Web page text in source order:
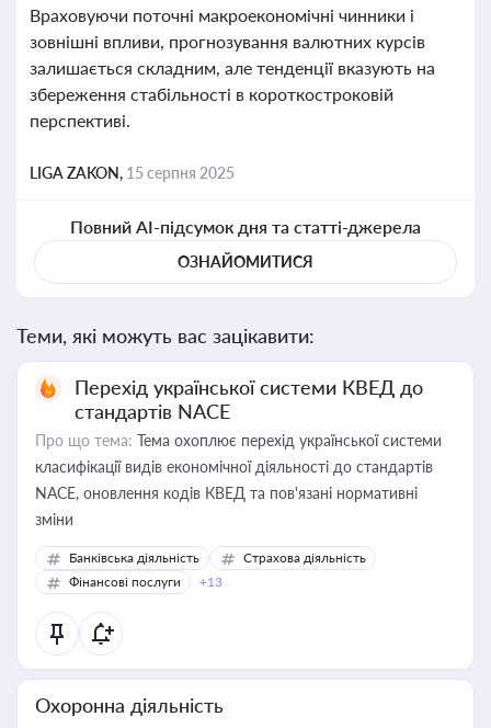
Враховуючи поточні макроекономічні чинники і
зовнішні впливи, прогнозування валютних курсів
залишається складним, але тенденції вказують на
збереження стабільності в короткостроковій
перспективі.
LIGA ZAKON, 15 серпня 2025
Повний AI-підсумок дня та статті-джерела
ОЗНАЙОМИТИСЯ
Теми, які можуть вас зацікавити:
Перехід української системи КВЕД до
стандартів NACE
Про що тема: Тема охоплює перехід української системи
класифікації видів економічної діяльності до стандартів
NACE, оновлення кодів КВЕД та пов'язані нормативні
зміни
Банківська діяльність
Страхова діяльність
Фінансові послуги
+13
Охоронна діяльність